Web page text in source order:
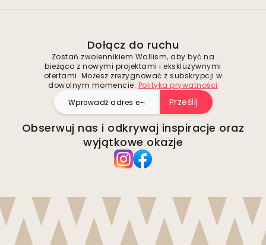
Dołącz do ruchu
Zostań zwolennikiem Wallism, aby być na
bieżąco z nowymi projektami i ekskluzywnymi
ofertami. Możesz zrezygnować z subskrypcji w
dowolnym momencie. Polityka prywatności
Prześlij
Obserwuj nas i odkrywaj inspiracje oraz
wyjątkowe okazje